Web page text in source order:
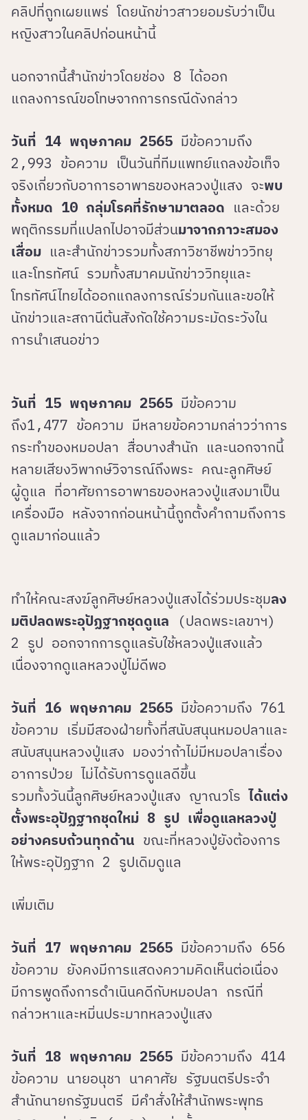
คลิปที่ถูกเผยแพร่ โดยนักข่าวสาวยอมรับว่าเป็น
หญิงสาวในคลิปก่อนหน้านี้
นอกจากนี้สำนักข่าวโดยช่อง 8 ได้ออก
แถลงการณ์ขอโทษจากการกรณีดังกล่าว
วันที่ 14 พฤษภาคม 2565 มีข้อความถึง
2,993 ข้อความ เป็นวันที่ทีมแพทย์แถลงข้อเท็จ
จริงเกี่ยวกับอาการอาพาธของหลวงปู่แสง จะพบ
ทั้งหมด 10 กลุ่มโรคที่รักษามาตลอด และด้วย
พฤติกรรมที่แปลกไปอาจมีส่วนมาจากภาวะสมอง
เสื่อม และสำนักข่าวรวมทั้งสภาวิชาชีพข่าววิทยุ
และโทรทัศน์ รวมทั้งสมาคมนักข่าววิทยุและ
โทรทัศน์ไทยได้ออกแถลงการณ์ร่วมกันและขอให้
นักข่าวและสถานีต้นสังกัดใช้ความระมัดระวังใน
การนำเสนอข่าว
วันที่ 15 พฤษภาคม 2565 มีข้อความ
ถึง1,477 ข้อความ มีหลายข้อความกล่าวว่าการ
กระทำของหมอปลา สื่อบางสำนัก และนอกจากนี้
หลายเสียงวิพากษ์วิจารณ์ถึงพระ คณะลูกศิษย์
ผู้ดูแล ที่อาศัยการอาพาธของหลวงปู่แสงมาเป็น
เครื่องมือ หลังจากก่อนหน้านี้ถูกตั้งคำถามถึงการ
ดูแลมาก่อนแล้ว
ทำให้คณะสงฆ์ลูกศิษย์หลวงปู่แสงได้ร่วมประชุมลง
มติปลดพระอุปัฏฐากชุดดูแล (ปลดพระเลขาฯ)
2 รูป ออกจากการดูแลรับใช้หลวงปู่แสงแล้ว
เนื่องจากดูแลหลวงปู่ไม่ดีพอ
วันที่ 16 พฤษภาคม 2565 มีข้อความถึง 761
ข้อความ เริ่มมีสองฝ่ายทั้งที่สนับสนุนหมอปลาและ
สนับสนุนหลวงปู่แสง มองว่าถ้าไม่มีหมอปลาเรื่อง
อาการป่วย ไม่ได้รับการดูแลดีขึ้น
รวมทั้งวันนี้ลูกศิษย์หลวงปู่แสง ญาณวโรได้แต่ง
ตั้งพระอุปัฏฐากชุดใหม่ 8 รูป เพื่อดูแลหลวงปู่
อย่างครบถ้วนทุกด้าน ขณะที่หลวงปู่ยังต้องการ
ให้พระอุปัฏฐาก 2 รูปเดิมดูแล
เพิ่มเติม
วันที่ 17 พฤษภาคม 2565 มีข้อความถึง 656
ข้อความ ยังคงมีการแสดงความคิดเห็นต่อเนื่อง
มีการพูดถึงการดำเนินคดีกับหมอปลา กรณีที่
กล่าวหาและหมิ่นประมาทหลวงปู่แสง
วันที่ 18 พฤษภาคม 2565 มีข้อความถึง 414
ข้อความ นายอนุชา นาคาศัย รัฐมนตรีประจำ
สำนักนายกรัฐมนตรี มีคำสั่งให้สำนักพระพุทธ